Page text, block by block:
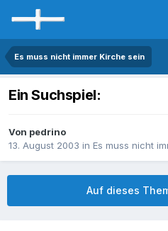
Es muss nicht immer Kirche sein
Ein Suchspiel:
Von pedrino
13. August 2003 in Es muss nicht
Auf dieses